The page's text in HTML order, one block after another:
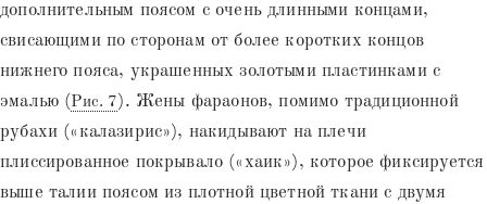
дополнительным поясом с очень длинными концами,
свисающими по сторонам от более коротких концов
нижнего пояса, украшенных золотыми пластинками с
эмалью (Рис. 7). Жены фараонов, помимо традиционной
рубахи («калазирис»), накидывают на плечи
плиссированное покрывало («хаик»), которое фиксируется
выше талии поясом из плотной цветной ткани с двумя